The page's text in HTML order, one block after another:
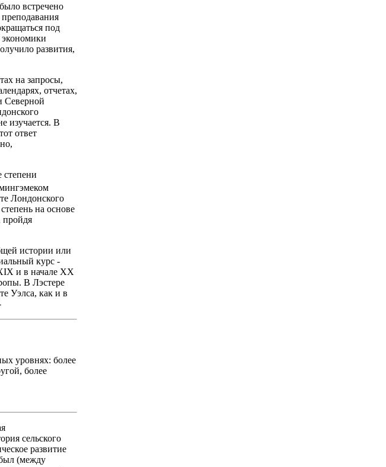
встречено
под
экономики
развития,
на запросы,
отчетах,
Северной
изучается. В
ответ
степени
Лондонского
на основе
пройдя
истории или
курс -
и в начале XX
В Лэстере
Уэлса, как и в
уровнях: более
более
сельского
развитие
(между